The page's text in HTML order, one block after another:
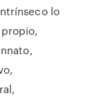
lo